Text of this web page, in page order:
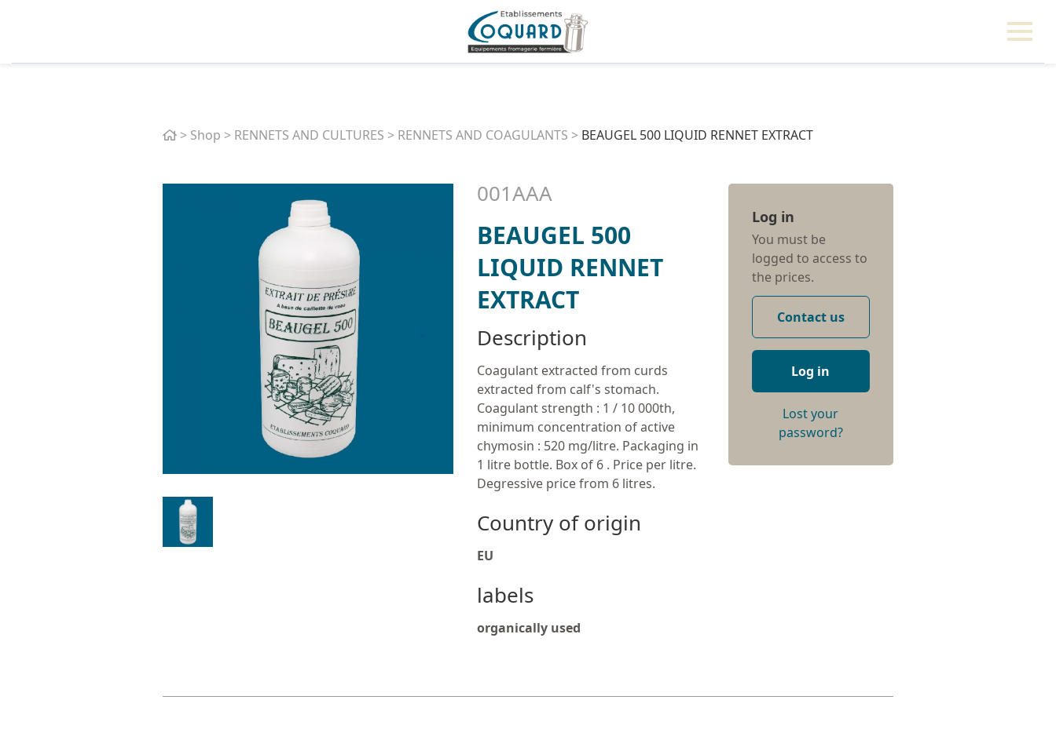
Home
> Shop > RENNETS AND CULTURES > RENNETS AND COAGULANTS > BEAUGEL 500 LIQUID RENNET EXTRACT
001AAA
BEAUGEL 500
LIQUID RENNET
EXTRACT
Description
Coagulant extracted from curds
extracted from calf's stomach.
Coagulant strength : 1 / 10 000th,
minimum concentration of active
chymosin : 520 mg/litre. Packaging in
1 litre bottle. Box of 6 . Price per litre.
Degressive price from 6 litres.
Country of origin
EU
labels
organically used
Log in
You must be
logged to access to
the prices.
Contact us
Log in
Lost your
password?